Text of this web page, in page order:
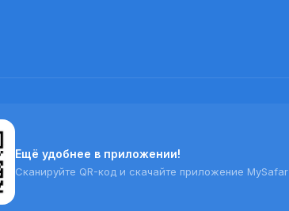
Ещё удобнее в приложении!
Сканируйте QR-код и скачайте приложение MySafar